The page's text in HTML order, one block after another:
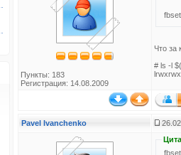
Пункты: 183
Регистрация: 14.08.2009
Что за
# ls -l
Pavel Ivanchenko